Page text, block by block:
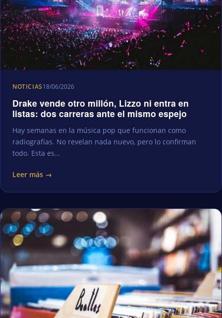
NOTICIAS18/06/2026
Drake vende otro millón, Lizzo ni entra en
listas: dos carreras ante el mismo espejo
Hay semanas en la música pop que funcionan como
radiografías. No revelan nada nuevo, pero lo confirman
todo. Esta es…
Leer más →